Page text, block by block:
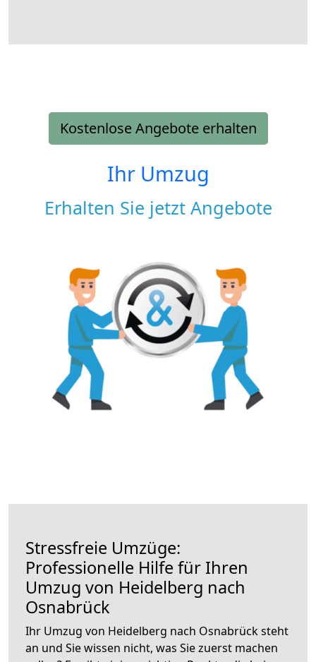
Kostenlose Angebote erhalten
Ihr Umzug
Erhalten Sie jetzt Angebote
Stressfreie Umzüge:
Professionelle Hilfe für Ihren
Umzug von Heidelberg nach
Osnabrück
Ihr Umzug von Heidelberg nach Osnabrück steht
an und Sie wissen nicht, was Sie zuerst machen